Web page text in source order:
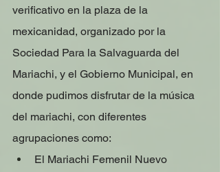
verificativo en la plaza de la
mexicanidad, organizado por la
Sociedad Para la Salvaguarda del
Mariachi, y el Gobierno Municipal, en
donde pudimos disfrutar de la música
del mariachi, con diferentes
agrupaciones como:
El Mariachi Femenil Nuevo